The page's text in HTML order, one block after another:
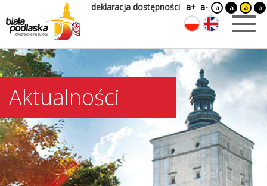
deklaracja dostępności a+ a- a a a a
Aktualności